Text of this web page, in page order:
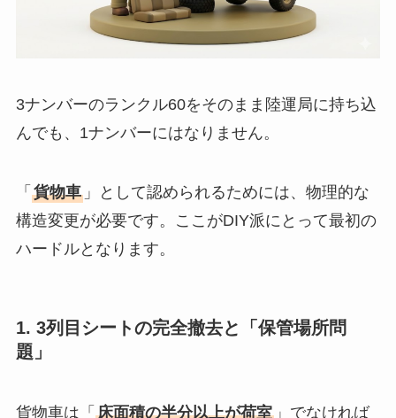
3ナンバーのランクル60をそのまま陸運局に持ち込
んでも、1ナンバーにはなりません。
「 貨物車」として認められるためには、物理的な
構造変更が必要です。ここがDIY派にとって最初の
ハードルとなります。
1. 3列目シートの完全撤去と「保管場所問
題」
貨物車は「 床面積の半分以上が荷室」でなければ